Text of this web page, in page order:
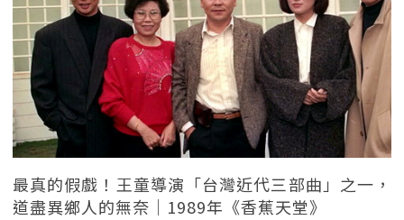
最真的假戲！王童導演「台灣近代三部曲」之一，
道盡異鄉人的無奈｜1989年《香蕉天堂》